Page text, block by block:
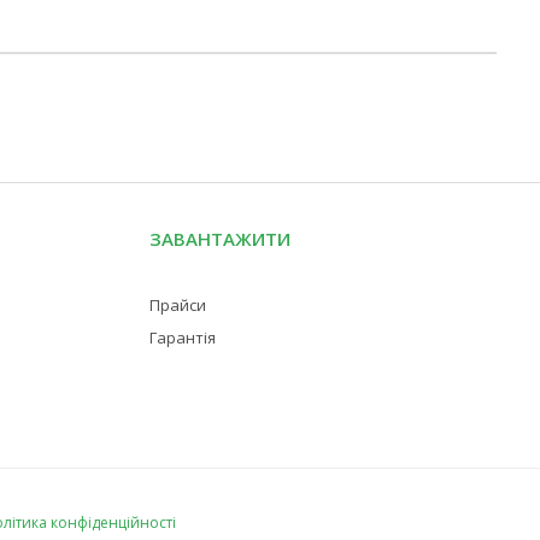
ЗАВАНТАЖИТИ
Прайси
Гарантія
конфіденційності